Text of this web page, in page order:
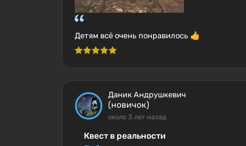
Детям всё очень понравилось 👍
Даник Андрушкевич
(новичок)
около 3 лет назад
Квест в реальности